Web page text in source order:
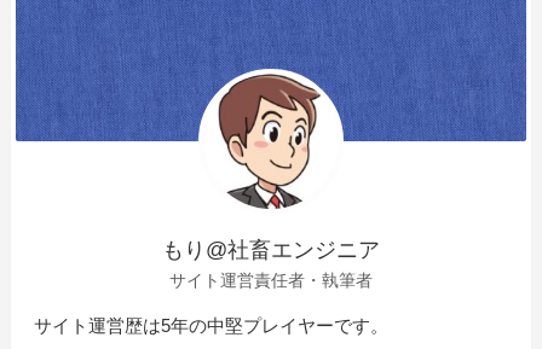
もり@社畜エンジニア
サイト運営責任者・執筆者
サイト運営歴は5年の中堅プレイヤーです。